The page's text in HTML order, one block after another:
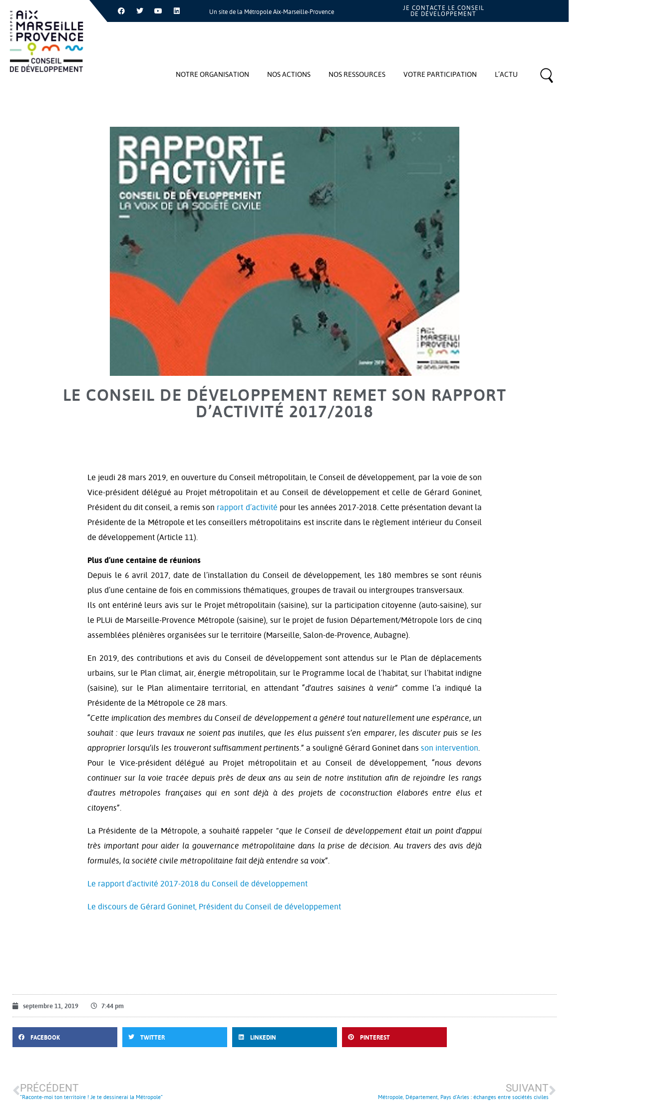
Un site de la Métropole Aix-Marseille-Provence
JE CONTACTE LE CONSEIL
DE DÉVELOPPEMENT
NOTRE ORGANISATION NOS ACTIONS NOS RESSOURCES VOTRE PARTICIPATION L’ACTU
LE CONSEIL DE DÉVELOPPEMENT REMET SON RAPPORT
D’ACTIVITÉ 2017/2018
Le jeudi 28 mars 2019, en ouverture du Conseil métropolitain, le Conseil de développement, par la voie de son
Vice-président délégué au Projet métropolitain et au Conseil de développement et celle de Gérard Goninet,
Président du dit conseil, a remis son rapport d’activité pour les années 2017-2018. Cette présentation devant la
Présidente de la Métropole et les conseillers métropolitains est inscrite dans le règlement intérieur du Conseil
de développement (Article 11).
Plus d’une centaine de réunions
Depuis le 6 avril 2017, date de l’installation du Conseil de développement, les 180 membres se sont réunis
plus d’une centaine de fois en commissions thématiques, groupes de travail ou intergroupes transversaux.
Ils ont entériné leurs avis sur le Projet métropolitain (saisine), sur la participation citoyenne (auto-saisine), sur
le PLUi de Marseille-Provence Métropole (saisine), sur le projet de fusion Département/Métropole lors de cinq
assemblées plénières organisées sur le territoire (Marseille, Salon-de-Provence, Aubagne).
En 2019, des contributions et avis du Conseil de développement sont attendus sur le Plan de déplacements
urbains, sur le Plan climat, air, énergie métropolitain, sur le Programme local de l’habitat, sur l’habitat indigne
(saisine), sur le Plan alimentaire territorial, en attendant“d’autres saisines à venir” comme l’a indiqué la
Présidente de la Métropole ce 28 mars.
“Cette implication des membres du Conseil de développement a généré tout naturellement une espérance, un
souhait : que leurs travaux ne soient pas inutiles, que les élus puissent s’en emparer, les discuter puis se les
approprier lorsqu’ils les trouveront suffisamment pertinents.” a souligné Gérard Goninet dans son intervention.
Pour le Vice-président délégué au Projet métropolitain et au Conseil de développement, “nous devons
continuer sur la voie tracée depuis près de deux ans au sein de notre institution afin de rejoindre les rangs
d’autres métropoles françaises qui en sont déjà à des projets de coconstruction élaborés entre élus et
citoyens”.
La Présidente de la Métropole, a souhaité rappeler “que le Conseil de développement était un point d’appui
très important pour aider la gouvernance métropolitaine dans la prise de décision. Au travers des avis déjà
formulés, la société civile métropolitaine fait déjà entendre sa voix”.
Le rapport d’activité 2017-2018 du Conseil de développement
Le discours de Gérard Goninet, Président du Conseil de développement
septembre 11, 2019 7:44 pm
FACEBOOK TWITTER LINKEDIN PINTEREST
PRÉCÉDENT
“Raconte-moi ton territoire ! Je te dessinerai la Métropole”
SUIVANT
Métropole, Département, Pays d’Arles : échanges entre sociétés civiles